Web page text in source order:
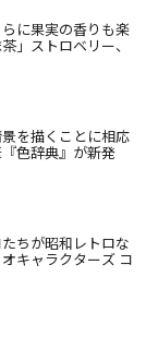
に果実の香りも楽
」ストロベリー、
を描くことに相応
色辞典』が新発
ちが昭和レトロな
キャラクターズ コ